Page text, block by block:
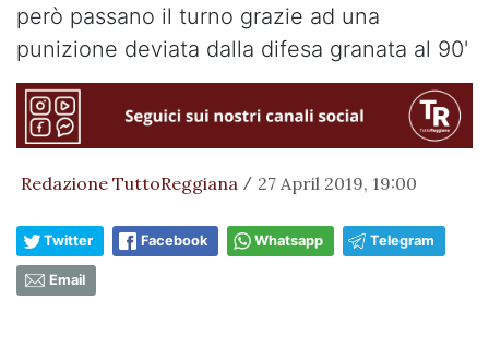
però passano il turno grazie ad una
punizione deviata dalla difesa granata al 90'
Redazione TuttoReggiana / 27 April 2019, 19:00
Twitter Facebook Whatsapp Telegram
Email